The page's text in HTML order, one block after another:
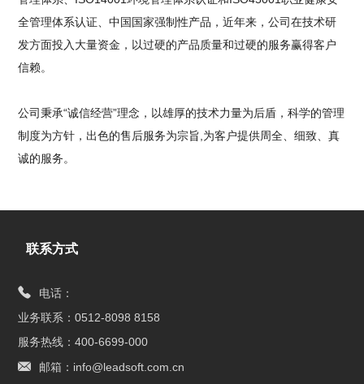
全管理体系认证、中国国家强制性产品，近年来，公司在技术研
发方面投入大量资金，以过硬的产品质量和过硬的服务赢得客户
信赖。
公司秉承“诚信经营”理念，以雄厚的技术力量为后盾，科学的管理
制度为方针，出色的售后服务为宗旨,为客户提供周全、细致、真
诚的服务。
联系方式
电话：
业务联系：0512-8098 8158
服务热线：400-6699-000
邮箱：info@leadsoft.com.cn